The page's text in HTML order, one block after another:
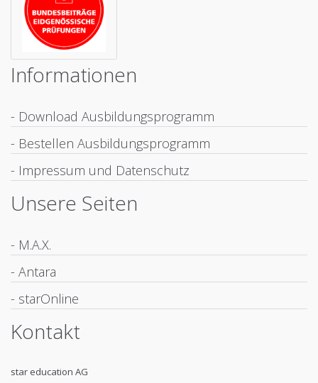
Informationen
- Download Ausbildungsprogramm
- Bestellen Ausbildungsprogramm
- Impressum und Datenschutz
Unsere Seiten
- M.A.X.
- Antara
- starOnline
Kontakt
star education AG